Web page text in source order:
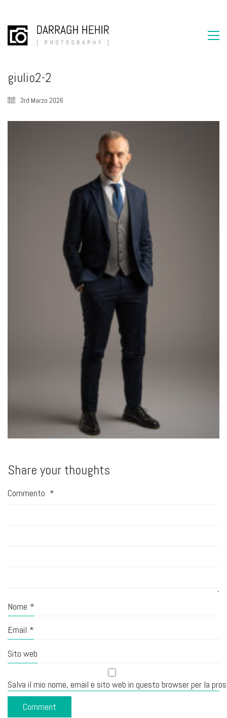
giulio2-2
3rd Marzo 2026
Share your thoughts
Commento *
Nome *
Email *
Sito web
Salva il mio nome, email e sito web in questo browser per la